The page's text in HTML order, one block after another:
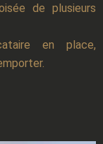
de plusieurs
en place,